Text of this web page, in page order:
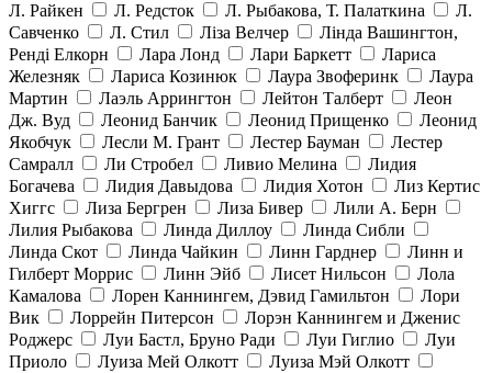
Л. Райкен
Л. Редсток Л. Рыбакова, Т. Палаткина
Л.
Савченко
Л. Стил Ліза Велчер
Лінда Вашингтон,
Ренді Елкорн
Лара Лонд Лари Баркетт
Лариса
Железняк
Лариса Козинюк Лаура Звоферинк
Лаура
Мартин
Лаэль Аррингтон Лейтон Талберт
Леон
Дж. Вуд
Леонид Банчик Леонид Прищенко
Леонид
Якобчук
Лесли М. Грант Лестер Бауман
Лестер
Самралл
Ли Стробел Ливио Мелина
Лидия
Богачева
Лидия Давыдова Лидия Хотон
Лиз Кертис
Хиггс
Лиза Бергрен Лиза Бивер
Лили А. Берн
Лилия Рыбакова
Линда Диллоу
Линда Сибли
Линда Скот
Линда Чайкин Линн Гарднер
Линн и
Гилберт Моррис
Линн Эйб Лисет Нильсон
Лола
Камалова
Лорен Каннингем, Дэвид Гамильтон
Лори
Вик
Лоррейн Питерсон
Лорэн Каннингем и Дженис
Роджерс
Луи Бастл, Бруно Ради Луи Гиглио
Луи
Приоло
Луиза Мей Олкотт
Луиза Мэй Олкотт